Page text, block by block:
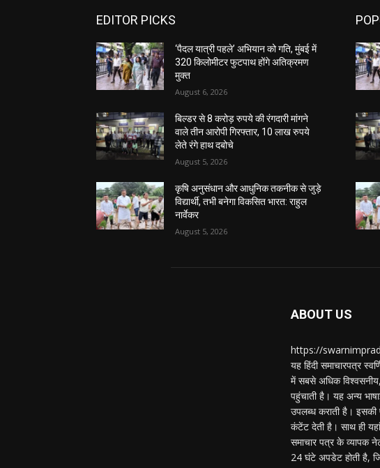
EDITOR PICKS
‘पैदल यात्री पहले’ अभियान को गति, मुंबई में
320 किलोमीटर फुटपाथ होंगे अतिक्रमण
मुक्त
August 6, 2026
बिल्डर से 8 करोड़ रुपये की रंगदारी मांगने
वाले तीन आरोपी गिरफ्तार, 10 लाख रुपये
लेते रंगे हाथ दबोचे
August 5, 2026
कृषि अनुसंधान और आधुनिक तकनीक से जुड़े
विद्यार्थी, तभी बनेगा विकसित भारत: राहुल
नार्वेकर
August 5, 2026
ABOUT US
https://
यह हिंदी समाचारपत्र
में सबसे अधिक विश्वसनीय,
पहुंचाती है। यह अन्य
उपलब्ध कराती है। इसकी
कंटेंट देती है। साथ ही
समाचार पत्र के व्यापक
24 घंटे अपडेट होती है,